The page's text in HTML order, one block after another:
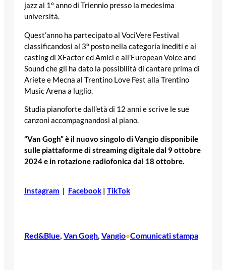
jazz al 1° anno di Triennio presso la medesima
università.
Quest’anno ha partecipato al VociVere Festival
classificandosi al 3° posto nella categoria inediti e ai
casting di XFactor ed Amici e all’European Voice and
Sound che gli ha dato la possibilità di cantare prima di
Ariete e Mecna al Trentino Love Fest alla Trentino
Music Arena a luglio.
Studia pianoforte dall’età di 12 anni e scrive le sue
canzoni accompagnandosi al piano.
“Van Gogh” è il nuovo singolo di Vangio disponibile
sulle piattaforme di streaming digitale dal 9 ottobre
2024 e in rotazione radiofonica dal 18 ottobre.
Instagram | Facebook | TikTok
Red&Blue, Van Gogh, Vangio•Comunicati stampa